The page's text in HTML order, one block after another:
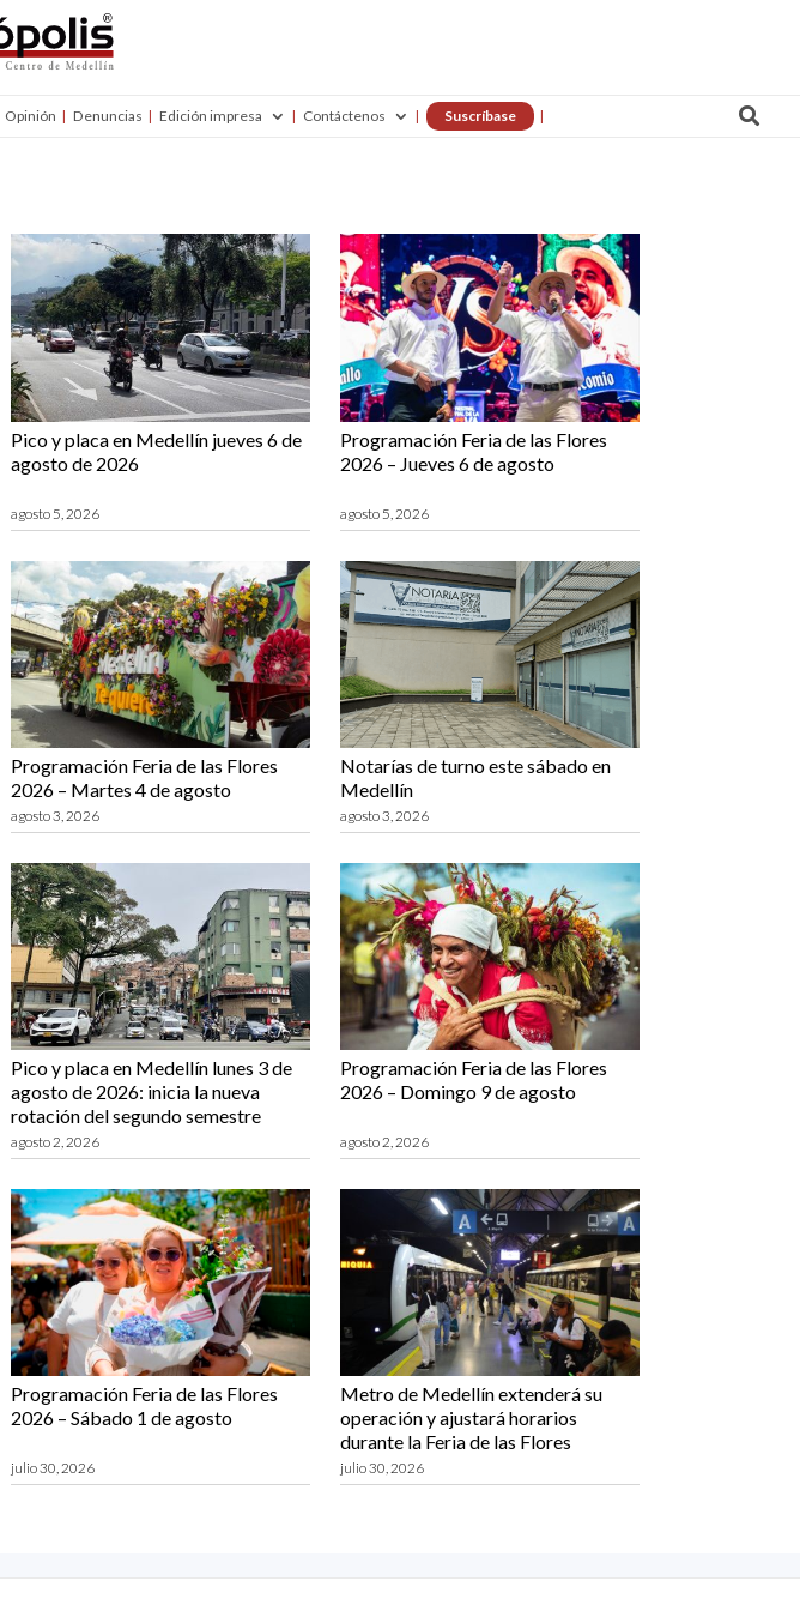
Opinión Denuncias Edición impresa Contáctenos Suscríbase 
Pico y placa en Medellín jueves 6 de
agosto de 2026
agosto 5, 2026
Programación Feria de las Flores
2026 – Jueves 6 de agosto
agosto 5, 2026
Programación Feria de las Flores
2026 – Martes 4 de agosto
agosto 3, 2026
Notarías de turno este sábado en
Medellín
agosto 3, 2026
Pico y placa en Medellín lunes 3 de
agosto de 2026: inicia la nueva
rotación del segundo semestre
agosto 2, 2026
Programación Feria de las Flores
2026 – Domingo 9 de agosto
agosto 2, 2026
Programación Feria de las Flores
2026 – Sábado 1 de agosto
julio 30, 2026
Metro de Medellín extenderá su
operación y ajustará horarios
durante la Feria de las Flores
julio 30, 2026